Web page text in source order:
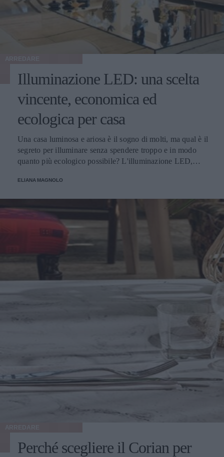
Illuminazione LED: una scelta
vincente, economica ed
ecologica per casa
Una casa luminosa e ariosa è il sogno di molti, ma qual è il
segreto per illuminare senza spendere troppo e in modo
quanto più ecologico possibile? L'illuminazione LED,
del LED.
ELIANA MAGNOLO
Perché scegliere il Corian per